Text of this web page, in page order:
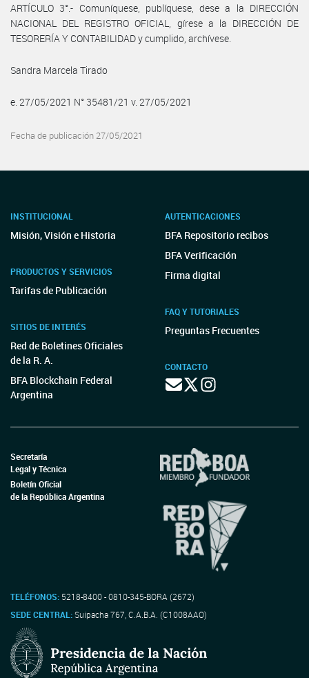
ARTÍCULO 3°.- Comuníquese, publíquese, dese a la DIRECCIÓN
NACIONAL DEL REGISTRO OFICIAL, gírese a la DIRECCIÓN DE
TESORERÍA Y CONTABILIDAD y cumplido, archívese.
Sandra Marcela Tirado
e. 27/05/2021 N° 35481/21 v. 27/05/2021
Fecha de publicación 27/05/2021
INSTITUCIONAL
Misión, Visión e Historia
PRODUCTOS Y SERVICIOS
Tarifas de Publicación
SITIOS DE INTERÉS
Red de Boletines Oficiales
de la R. A.
BFA Blockchain Federal
Argentina
AUTENTICACIONES
BFA Repositorio recibos
BFA Verificación
Firma digital
FAQ Y TUTORIALES
Preguntas Frecuentes
CONTACTO
Secretaría
Legal y Técnica
Boletín Oficial
de la República Argentina
TELÉFONOS: 5218-8400 - 0810-345-BORA (2672)
SEDE CENTRAL:Suipacha 767, C.A.B.A. (C1008AAO)